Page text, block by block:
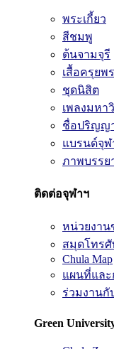
พระเกี้ยว
สีชมพู
ต้นจามจุรี
เสื้อครุยพ
ชุดนิสิต
เพลงมหา
ชื่อปริญญ
แบรนด์จุฬ
ภาพบรรย
ติดต่อจุฬาฯ
หน่วยงาน
สมุดโทร
Chula Map
แผนที่และ
ร่วมงานกั
Green